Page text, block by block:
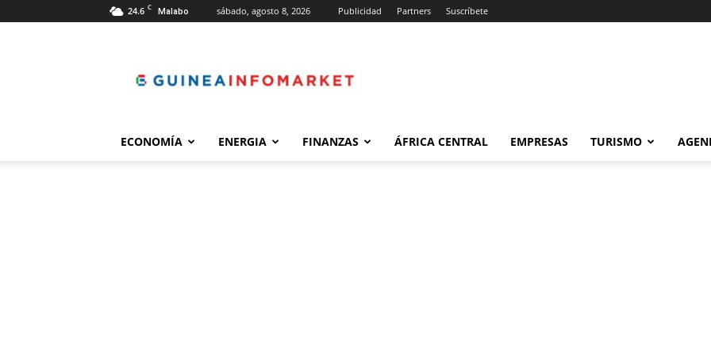
24.6 C Malabo sábado, agosto 8, 2026 Publicidad Partners Suscríbete
ECONOMÍA ENERGIA FINANZAS ÁFRICA CENTRAL EMPRESAS TURISMO